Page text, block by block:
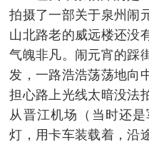
拍摄了一部关于泉州闹
山北路老的威远楼还没
气魄非凡。闹元宵的踩
发，一路浩浩荡荡地向
担心路上光线太暗没法
从晋江机场（当时还
灯，用卡车装载着，沿